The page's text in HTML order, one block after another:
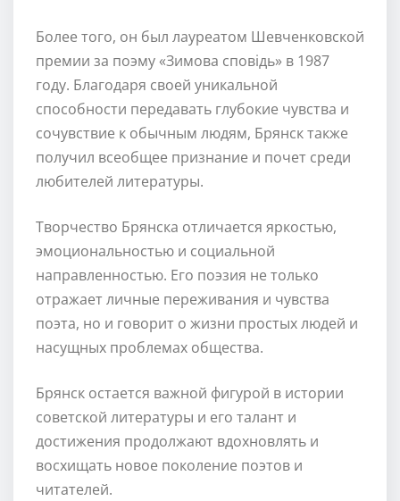
Более того, он был лауреатом Шевченковской
премии за поэму «Зимова сповiдь» в 1987
году. Благодаря своей уникальной
способности передавать глубокие чувства и
сочувствие к обычным людям, Брянск также
получил всеобщее признание и почет среди
любителей литературы.
Творчество Брянска отличается яркостью,
эмоциональностью и социальной
направленностью. Его поэзия не только
отражает личные переживания и чувства
поэта, но и говорит о жизни простых людей и
насущных проблемах общества.
Брянск остается важной фигурой в истории
советской литературы и его талант и
достижения продолжают вдохновлять и
восхищать новое поколение поэтов и
читателей.